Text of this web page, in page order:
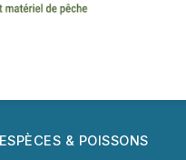
ESPÈCES & POISSONS